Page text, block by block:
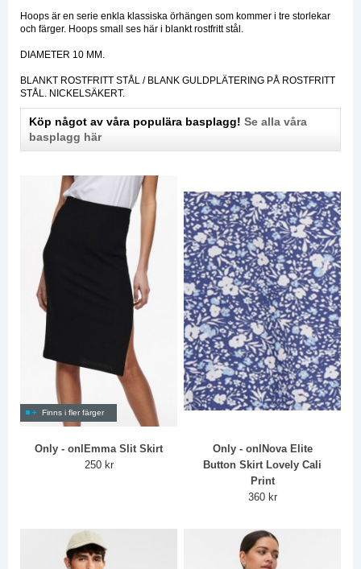
Hoops är en serie enkla klassiska örhängen som kommer i tre storlekar
och färger. Hoops small ses här i blankt rostfritt stål.
DIAMETER 10 MM.
BLANKT ROSTFRITT STÅL / BLANK GULDPLÄTERING PÅ ROSTFRITT
STÅL. NICKELSÄKERT.
Köp något av våra populära basplagg! Se alla våra
basplagg här
Finns i fler färger
Only - onlEmma Slit Skirt
250 kr
Only - onlNova Elite
Button Skirt Lovely Cali
Print
360 kr